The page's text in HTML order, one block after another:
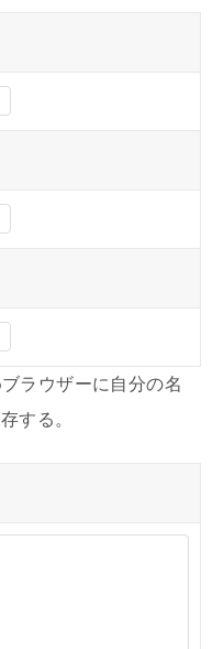
ラウザーに自分の名
する。